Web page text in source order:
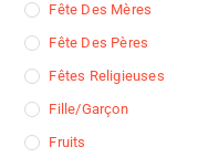
Fête Des Mères
Fête Des Pères
Fêtes Religieuses
Fille/garçon
Fruits